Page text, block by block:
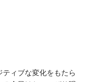
わる
ィブな変化をもたら